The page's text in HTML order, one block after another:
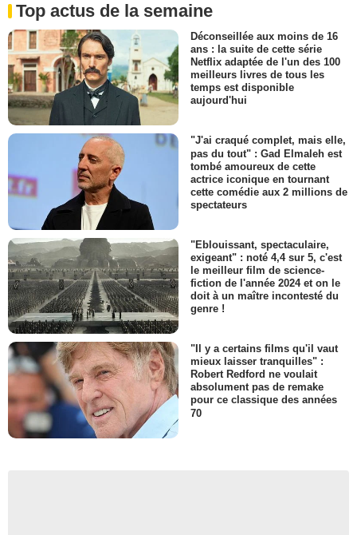
Top actus de la semaine
Déconseillée aux moins de 16
ans : la suite de cette série
Netflix adaptée de l'un des 100
meilleurs livres de tous les
temps est disponible
aujourd'hui
"J'ai craqué complet, mais elle,
pas du tout" : Gad Elmaleh est
tombé amoureux de cette
actrice iconique en tournant
cette comédie aux 2 millions de
spectateurs
"Eblouissant, spectaculaire,
exigeant" : noté 4,4 sur 5, c'est
le meilleur film de science-
fiction de l'année 2024 et on le
doit à un maître incontesté du
genre !
"Il y a certains films qu'il vaut
mieux laisser tranquilles" :
Robert Redford ne voulait
absolument pas de remake
pour ce classique des années
70